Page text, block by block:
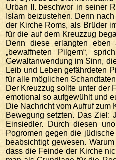
Urban II. beschwor in seiner
Islam beizustehen. Denn
der Kirche Roms, als Brüder
für die auf dem Kreuzzug
Denn diese erlangten
„bewaffneten Pilgern“,
Gewaltanwendung im Sinn,
Leib und Leben gefährdeten
für alle möglichen
Der Kreuzzug sollte unter der
emotional so aufgewühlt und
Die Nachricht vom Aufruf
Bewegung setzten. Das Ziel:
Einsiedler. Durch diesen
Pogromen gegen die
beabsichtigt gewesen.
dass die Feinde der Kirche